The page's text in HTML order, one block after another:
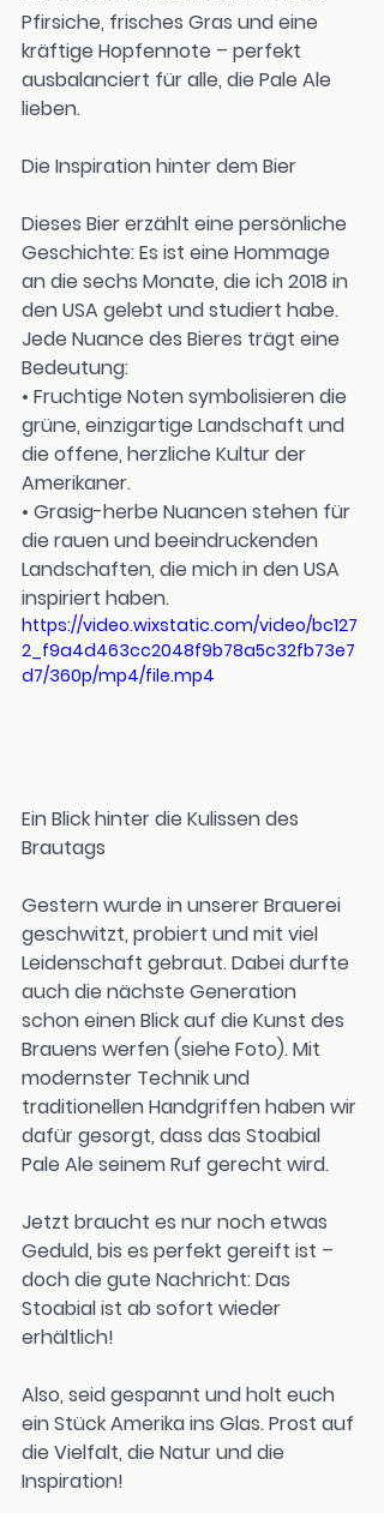
Pfirsiche, frisches Gras und eine
kräftige Hopfennote – perfekt
ausbalanciert für alle, die Pale Ale
lieben.
Die Inspiration hinter dem Bier
Dieses Bier erzählt eine persönliche
Geschichte: Es ist eine Hommage
an die sechs Monate, die ich 2018 in
den USA gelebt und studiert habe.
Jede Nuance des Bieres trägt eine
Bedeutung:
• Fruchtige Noten symbolisieren die
grüne, einzigartige Landschaft und
die offene, herzliche Kultur der
Amerikaner.
• Grasig-herbe Nuancen stehen für
die rauen und beeindruckenden
Landschaften, die mich in den USA
inspiriert haben.
https://video.wixstatic.com/video/bc127
2_f9a4d463cc2048f9b78a5c32fb73e7
d7/360p/mp4/file.mp4
Ein Blick hinter die Kulissen des
Brautags
Gestern wurde in unserer Brauerei
geschwitzt, probiert und mit viel
Leidenschaft gebraut. Dabei durfte
auch die nächste Generation
schon einen Blick auf die Kunst des
Brauens werfen (siehe Foto). Mit
modernster Technik und
traditionellen Handgriffen haben wir
dafür gesorgt, dass das Stoabial
Pale Ale seinem Ruf gerecht wird.
Jetzt braucht es nur noch etwas
Geduld, bis es perfekt gereift ist –
doch die gute Nachricht: Das
Stoabial ist ab sofort wieder
erhältlich!
Also, seid gespannt und holt euch
ein Stück Amerika ins Glas. Prost auf
die Vielfalt, die Natur und die
Inspiration!